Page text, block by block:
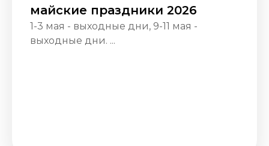
майские праздники 2026
1-3 мая - выходные дни, 9-11 мая -
выходные дни. ...